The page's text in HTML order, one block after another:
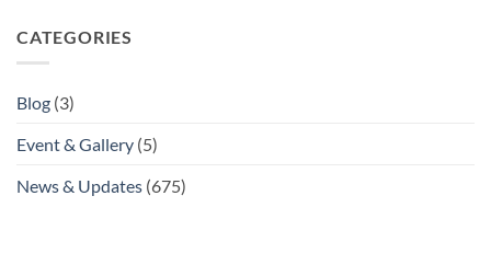
CATEGORIES
Blog (3)
Event & Gallery (5)
News & Updates (675)